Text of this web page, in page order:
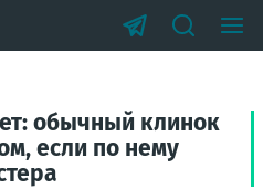
обычный клинок
если по нему